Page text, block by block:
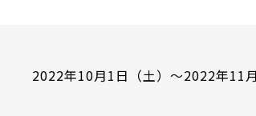
2022年10月1日（土）～2022年11